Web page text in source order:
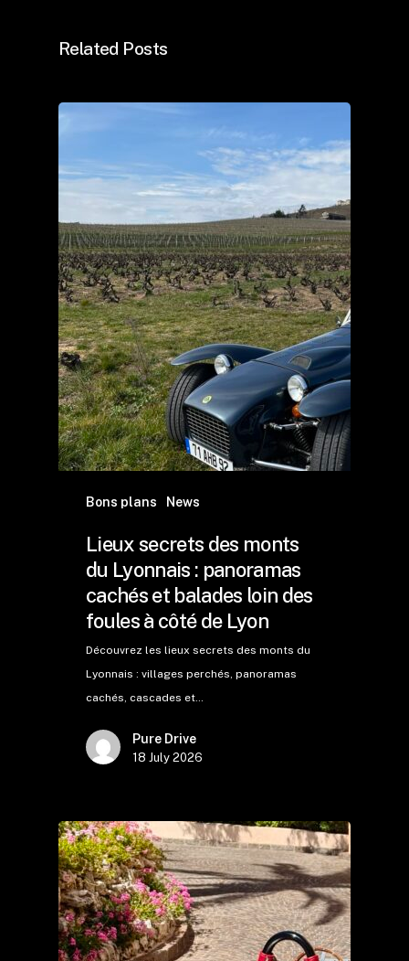
Related Posts
Bons plans News
Lieux secrets des monts
du Lyonnais : panoramas
cachés et balades loin des
foules à côté de Lyon
Découvrez les lieux secrets des monts du
Lyonnais : villages perchés, panoramas
cachés, cascades et…
Pure Drive
18 July 2026